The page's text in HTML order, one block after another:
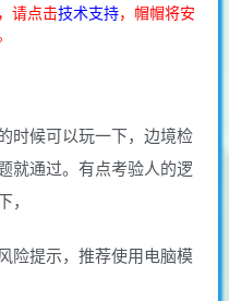
请点击技术支持，帽帽将安
时候可以玩一下，边境检
就通过。有点考验人的逻
险提示，推荐使用电脑模